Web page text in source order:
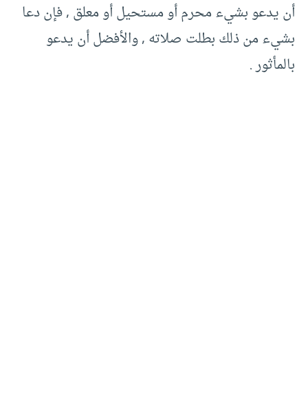
أن يدعو بشيء محرم أو مستحيل أو معلق , فإن دعا
بشيء من ذلك بطلت صلاته , والأفضل أن يدعو
بالمأثور .